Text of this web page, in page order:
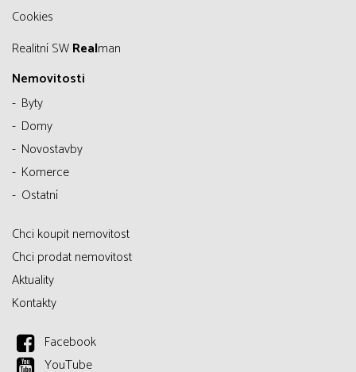
Cookies
Realitní SWRealman
Nemovitosti
Byty
Domy
Novostavby
Komerce
Ostatní
Chci koupit nemovitost
Chci prodat nemovitost
Aktuality
Kontakty
Facebook
YouTube